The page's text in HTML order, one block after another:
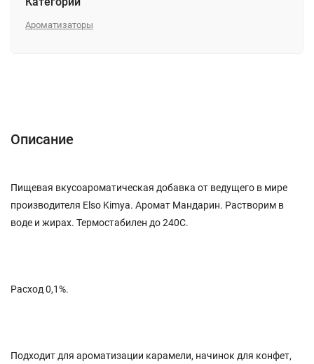
Ароматизаторы
Описание
Пищевая вкусоароматическая добавка от ведущего в мире
производителя Elso Kimya. Аромат Мандарин. Растворим в
воде и жирах. Термостабилен до 240С.
Расход 0,1%.
Подходит для ароматизации карамели, начинок для конфет,